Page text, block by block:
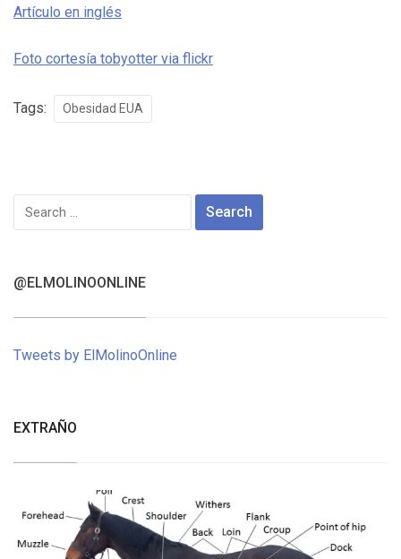
Artículo en inglés
Foto cortesía tobyotter via flickr
Tags: Obesidad EUA
Search
for:
@ELMOLINOONLINE
Tweets by ElMolinoOnline
EXTRAÑO